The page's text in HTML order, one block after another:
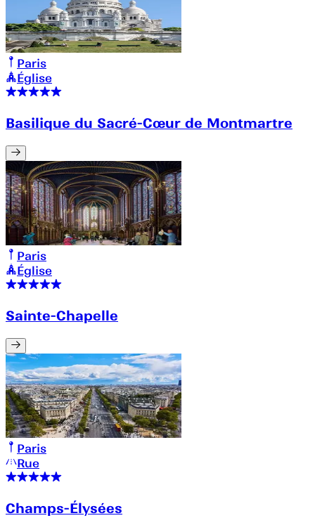
Paris
Église
Basilique du Sacré-Cœur de Montmartre
Paris
Église
Sainte-Chapelle
Paris
Rue
Champs-Élysées